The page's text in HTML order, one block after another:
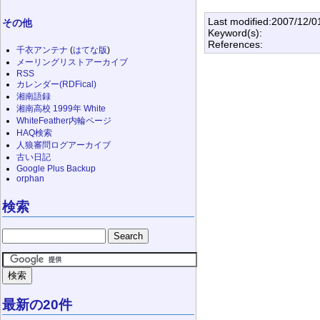
Last modified:2007/12/
Keyword(s):
References:
その他
千衣アンテナ (はてな版)
メーリングリストアーカイブ
RSS
カレンダー(RDFical)
湘南語録
湘南高校 1999年 White
WhiteFeather内輪ページ
HAQ検索
人狼審問ログアーカイブ
古い日記
Google Plus Backup
orphan
検索
最新の20件